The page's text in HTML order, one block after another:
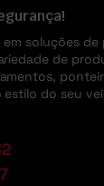
em soluções
de
estilo do seu